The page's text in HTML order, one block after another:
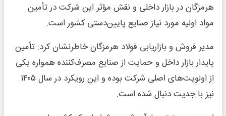
هرمزگان در بازار داخلی و نقش مؤثر این شرکت در تأمین
مواد اولیه مورد نیاز صنایع پایین‌دستی کشور است.
مدیر فروش و بازاریابی فولاد هرمزگان خاطرنشان کرد: تأمین
پایدار بازار داخل و حمایت از صنایع مصرف‌کننده همواره یکی
از اولویت‌های اصلی شرکت بوده و این رویکرد در سال ۱۴۰۵
نیز با جدیت دنبال شده است.